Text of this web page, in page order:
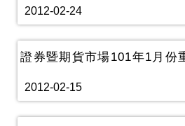
2012-02-24
證券暨期貨市場101年1月份
2012-02-15